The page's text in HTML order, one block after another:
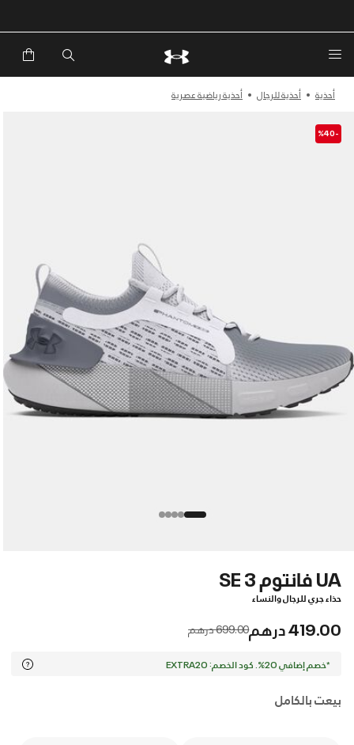
أحذية أحذية للرجال أحذية رياضية عصرية
-%40
UA فانتوم 3 SE
حذاء جري للرجال والنساء
419.00 درهم Price reduced from
699.00 درهم to
*خصم إضافي 20%. كود الخصم: EXTRA20
بيعت بالكامل